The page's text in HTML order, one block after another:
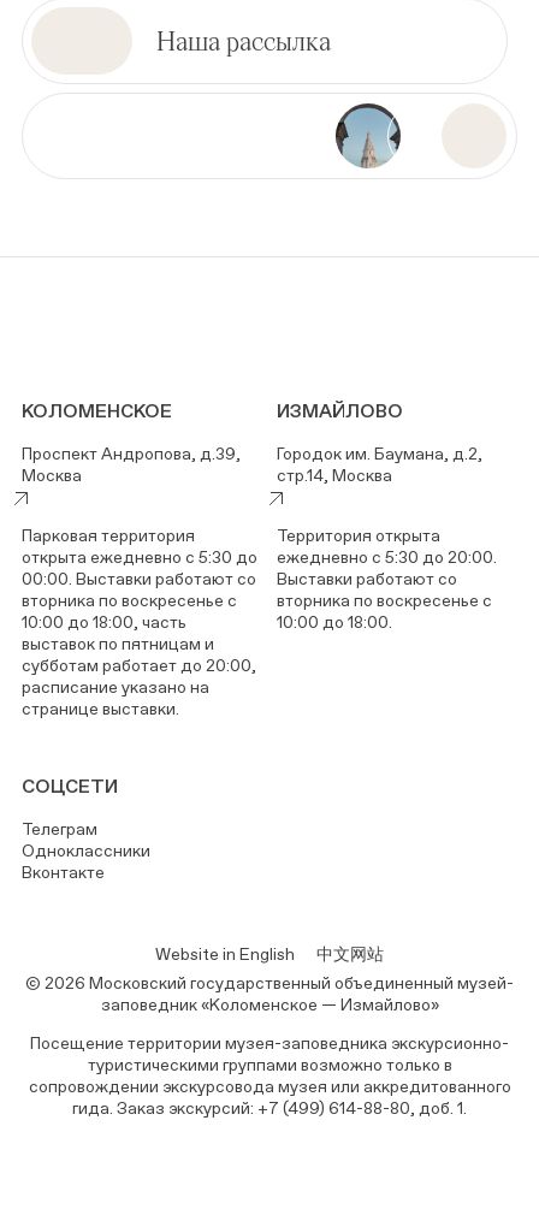
Наша рассылка
КОЛОМЕНСКОЕ
Проспект Андропова, д.39,
Москва
Парковая территория
открыта ежедневно с 5:30 до
00:00. Выставки работают со
вторника по воскресенье с
10:00 до 18:00, часть
выставок по пятницам и
субботам работает до 20:00,
расписание указано на
странице выставки.
ИЗМАЙЛОВО
Городок им. Баумана, д.2,
стр.14, Москва
Территория открыта
ежедневно с 5:30 до 20:00.
Выставки работают со
вторника по воскресенье с
10:00 до 18:00.
СОЦСЕТИ
Телеграм
Одноклассники
Вконтакте
Website in English
中文网站
© 2026 Московский государственный объединенный музей-
заповедник «Коломенское — Измайлово»
Посещение территории музея-заповедника экскурсионно-
туристическими группами возможно только в
сопровождении экскурсовода музея или аккредитованного
гида. Заказ экскурсий: +7 (499) 614-88-80, доб. 1.